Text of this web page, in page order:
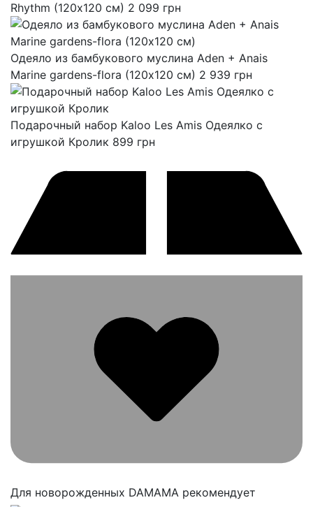
Rhythm (120х120 см) 2 099 грн
Одеяло из бамбукового муслина Aden + Anais
Marine gardens-flora (120х120 см) 2 939 грн
Подарочный набор Kaloo Les Amis Одеялко с
игрушкой Кролик 899 грн
Для новорожденных DAMAMA рекомендует